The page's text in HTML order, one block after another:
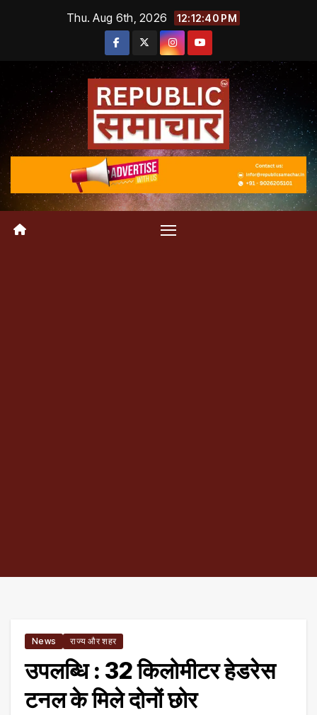
Thu. Aug 6th, 2026 12:12:41 PM
News राज्य और शहर
उपलब्धि : 32 किलोमीटर हेडरेस
टनल के मिले दोनों छोर